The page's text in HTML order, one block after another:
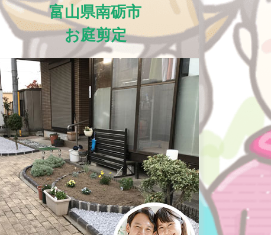
富山県南砺市
お庭剪定